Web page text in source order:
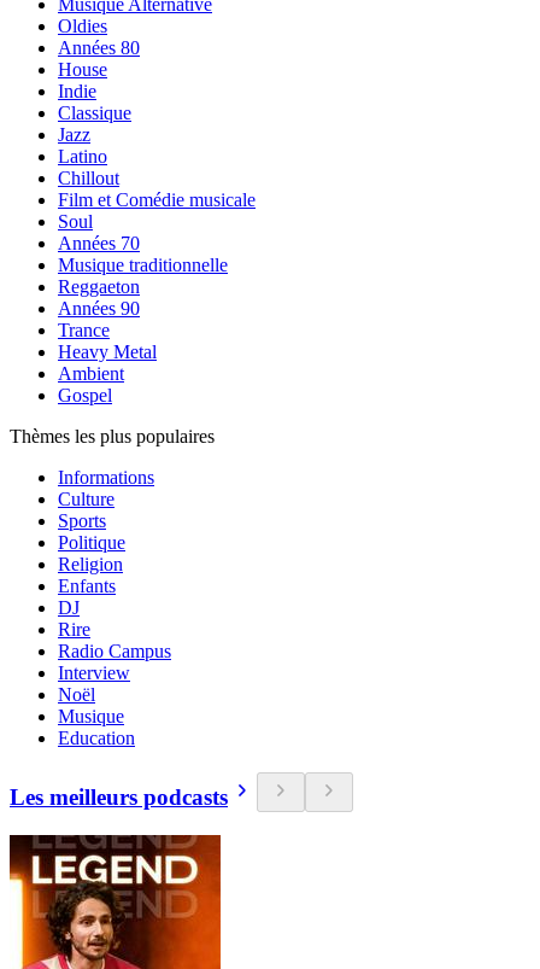
Musique Alternative
Oldies
Années 80
House
Indie
Classique
Jazz
Latino
Chillout
Film et Comédie musicale
Soul
Années 70
Musique traditionnelle
Reggaeton
Années 90
Trance
Heavy Metal
Ambient
Gospel
Thèmes les plus populaires
Informations
Culture
Sports
Politique
Religion
Enfants
DJ
Rire
Radio Campus
Interview
Noël
Musique
Education
Les meilleurs podcasts